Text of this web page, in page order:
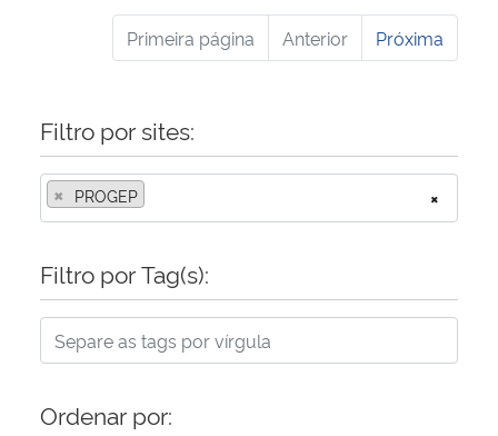
Primeira página Anterior Próxima
Filtro por sites:
×
× PROGEP
Filtro por Tag(s):
Ordenar por: